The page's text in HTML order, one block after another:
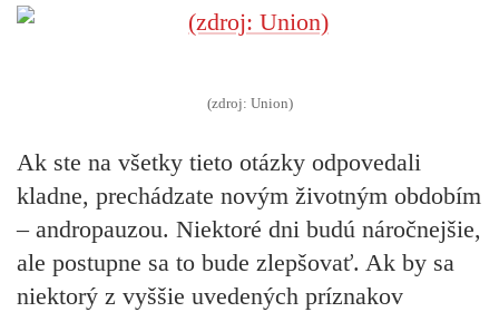
(zdroj: Union)
Ak ste na všetky tieto otázky odpovedali
kladne, prechádzate novým životným obdobím
– andropauzou. Niektoré dni budú náročnejšie,
ale postupne sa to bude zlepšovať. Ak by sa
niektorý z vyššie uvedených príznakov